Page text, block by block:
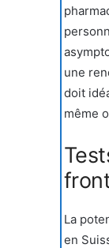
une
doit
même
La
en